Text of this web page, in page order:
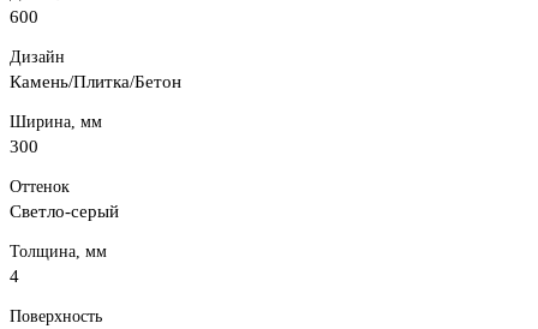
600
Дизайн
Камень/Плитка/Бетон
Ширина, мм
300
Оттенок
Светло-серый
Толщина, мм
4
Поверхность